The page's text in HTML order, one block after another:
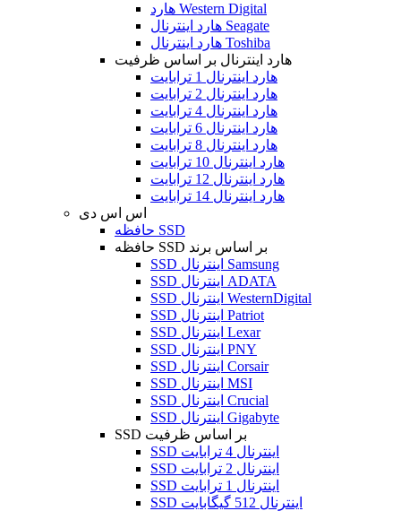
هارد Western Digital
هارد اینترنال Seagate
هارد اینترنال Toshiba
هارد اینترنال بر اساس ظرفیت
هارد اینترنال 1 ترابایت
هارد اینترنال 2 ترابایت
هارد اینترنال 4 ترابایت
هارد اینترنال 6 ترابایت
هارد اینترنال 8 ترابایت
هارد اینترنال 10 ترابایت
هارد اینترنال 12 ترابایت
هارد اینترنال 14 ترابایت
اس اس دی
حافظه SSD
حافظه SSD بر اساس برند
SSD اینترنال Samsung
SSD اینترنال ADATA
SSD اینترنال WesternDigital
SSD اینترنال Patriot
SSD اینترنال Lexar
SSD اینترنال PNY
SSD اینترنال Corsair
SSD اینترنال MSI
SSD اینترنال Crucial
SSD اینترنال Gigabyte
SSD بر اساس ظرفیت
SSD اینترنال 4 ترابایت
SSD اینترنال 2 ترابایت
SSD اینترنال 1 ترابایت
SSD اینترنال 512 گیگابایت